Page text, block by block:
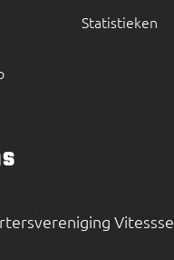
Statistieken
Vitessse